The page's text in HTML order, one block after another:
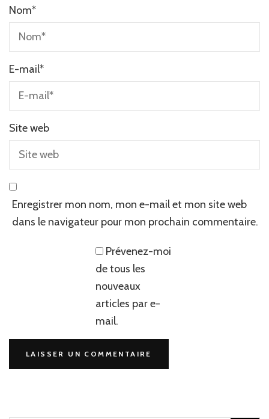
Nom*
E-mail*
Site web
Enregistrer mon nom, mon e-mail et mon site web
dans le navigateur pour mon prochain commentaire.
Prévenez-moi
de tous les
nouveaux
articles par e-
mail.